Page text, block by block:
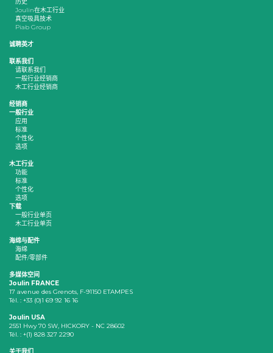
Joulin在木工行业
真空吸具技术
Piab Group
诚聘英才
联系我们
请联系我们
一般行业经销商
木工行业经销商
经销商
一般行业
应用
标准
个性化
选项
木工行业
功能
标准
个性化
选项
下载
一般行业单页
木工行业单页
海绵与配件
海绵
配件/零部件
多媒体空间
Joulin FRANCE
17 avenue des Grenots, F-91150 ETAMPES
Tél. : +33 (0)1 69 92 16 16
Joulin USA
2551 Hwy 70 SW, HICKORY - NC 28602
Tél. : +(1) 828 327 2290